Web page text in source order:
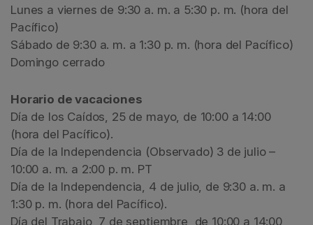
Lunes a viernes de 9:30 a. m. a 5:30 p. m. (hora del
Pacífico)
Sábado de 9:30 a. m. a 1:30 p. m. (hora del Pacífico)
Domingo cerrado
Horario de vacaciones
Día de los Caídos, 25 de mayo, de 10:00 a 14:00
(hora del Pacífico).
Día de la Independencia (Observado) 3 de julio –
10:00 a. m. a 2:00 p. m. PT
Día de la Independencia, 4 de julio, de 9:30 a. m. a
1:30 p. m. (hora del Pacífico).
Día del Trabajo, 7 de septiembre, de 10:00 a 14:00